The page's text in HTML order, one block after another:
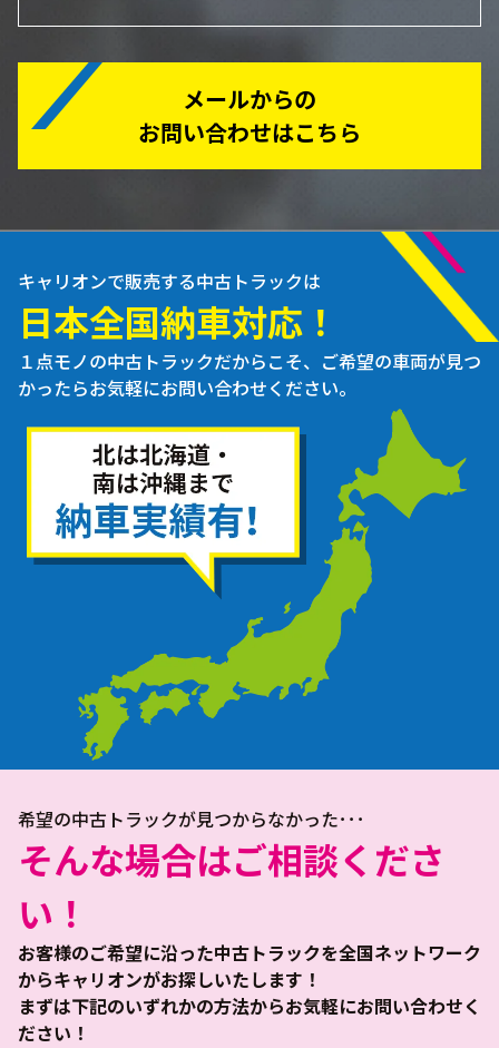
メールからの
お問い合わせはこちら
キャリオンで販売する中古トラックは
日本全国納車対応！
１点モノの中古トラックだからこそ、ご希望の車両が見つ
かったらお気軽にお問い合わせください。
希望の中古トラックが見つからなかった･･･
そんな場合はご相談くださ
い！
お客様のご希望に沿った中古トラックを全国ネットワーク
からキャリオンがお探しいたします！
まずは下記のいずれかの方法からお気軽にお問い合わせく
ださい！